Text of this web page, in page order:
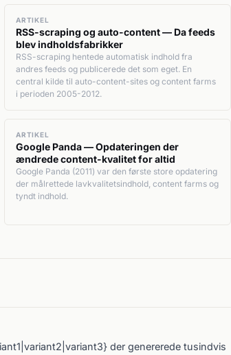
ARTIKEL
RSS-scraping og auto-content — Da feeds
blev indholdsfabrikker
RSS-scraping hentede automatisk indhold fra
andres feeds og publicerede det som eget. En
central kilde til auto-content-sites og content farms
i perioden 2005-2012.
ARTIKEL
Google Panda — Opdateringen der
ændrede content-kvalitet for altid
Google Panda (2011) var den første store opdatering
der målrettede lavkvalitetsindhold, content farms og
tyndt indhold.
der genererede tusindvis